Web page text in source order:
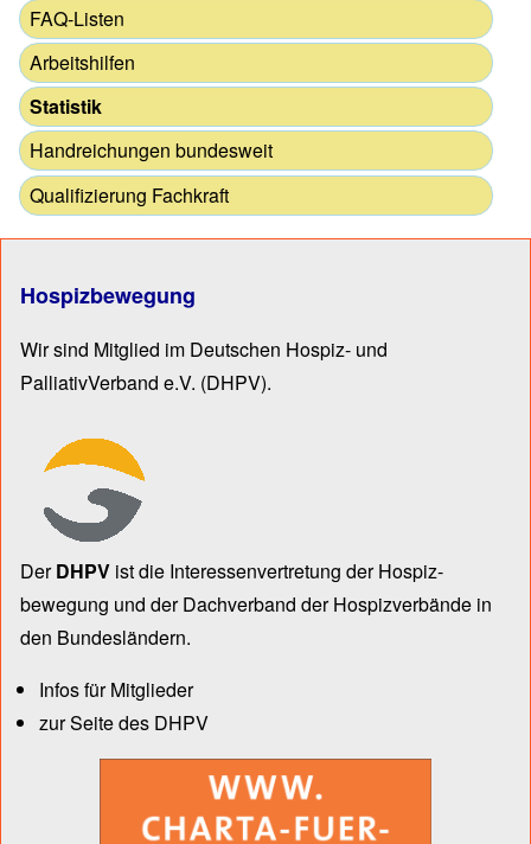
FAQ-Listen
Arbeitshilfen
Statistik
Handreichungen bundesweit
Qualifizierung Fachkraft
Hospizbewegung
Wir sind Mitglied im Deutschen Hospiz- und
PalliativVerband e.V. (DHPV).
DerDHPV ist die Inter­essen­ver­tre­tung der Hospiz­
bewegung und der Dach­verband der Hospiz­verbände in
den Bun­des­län­dern.
Infos für Mitglieder
zur Seite des DHPV